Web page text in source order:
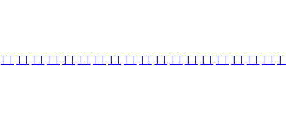
TTTTTTTTTTTTTTTTTTTTTTTTTTTTTTTTTTTT